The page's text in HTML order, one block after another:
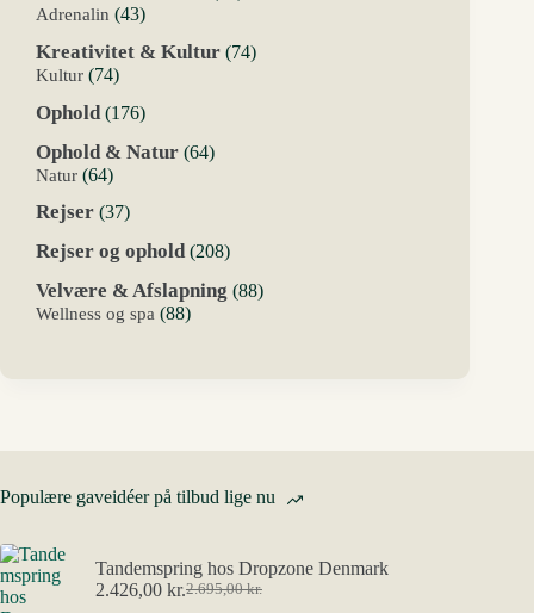
Adrenalin 4343
Kreativitet & Kultur 7474
Kultur 7474
Ophold 176176
Ophold & Natur 6464
Natur 6464
Rejser 3737
Rejser og ophold 208208
Velvære & Afslapning 8888
Wellness og spa 8888
Populære gaveidéer på tilbud lige nu
Tandemspring hos Dropzone Denmark
2.695,00kr.
Den
2.426,00 kr.Den